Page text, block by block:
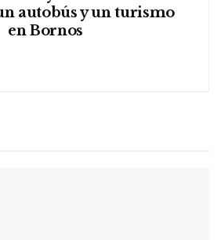
autobús y un turismo
en Bornos